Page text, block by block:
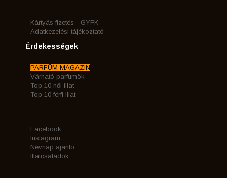
Kártyás fizetés - GYFK
Adatkezelési tájékoztató
Érdekességek
PARFÜM MAGAZIN
Várható parfümök
Top 10 női illat
Top 10 férfi illat
Facebook
Instagram
Névnap ajánló
Illatcsaládok